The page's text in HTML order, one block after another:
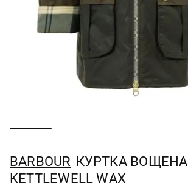
BARBOUR КУРТКА ВОЩЕНА
KETTLEWELL WAX